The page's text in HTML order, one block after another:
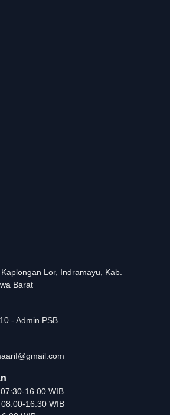
Lor, Indramayu, Kab.
Barat
- Admin PSB
16.00 WIB
16:30 WIB